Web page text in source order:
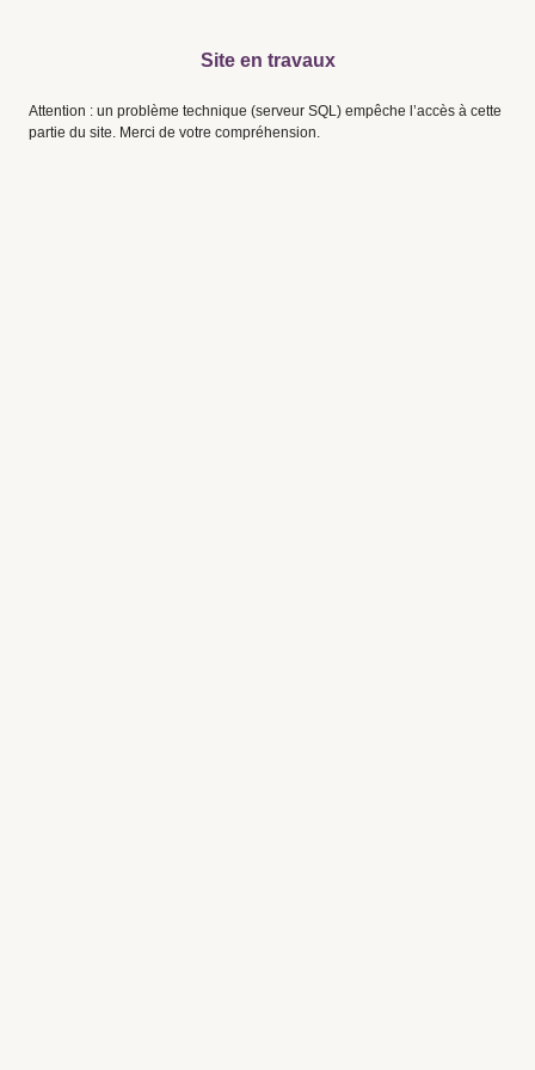
Site en travaux
Attention : un problème technique (serveur SQL) empêche l’accès à cette
partie du site. Merci de votre compréhension.